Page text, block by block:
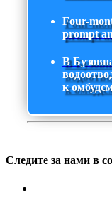
Four-
prompt
В
к
Следите за нами в